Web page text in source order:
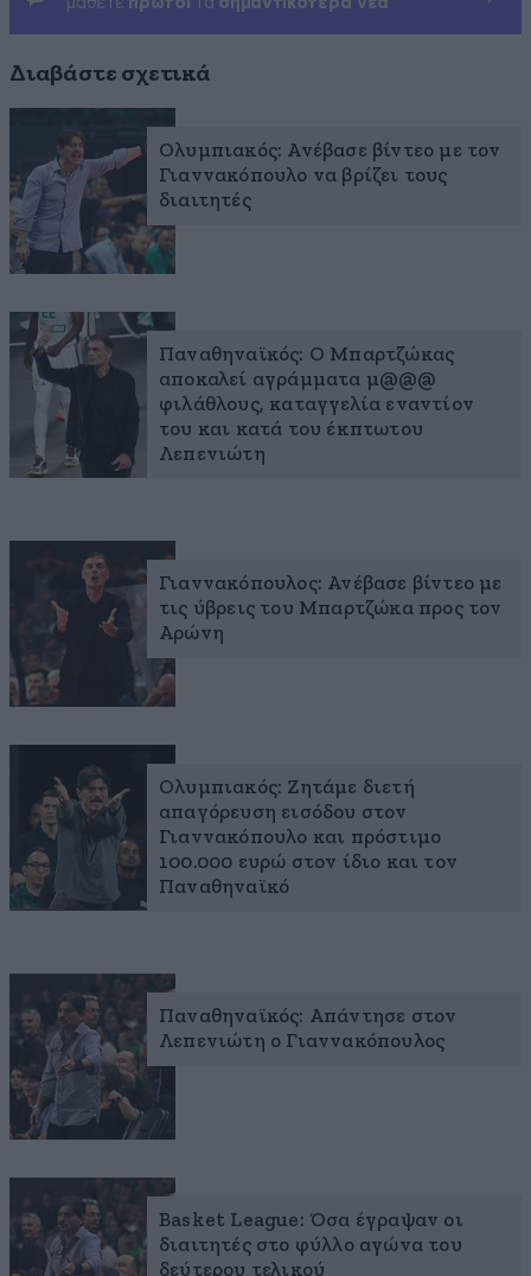
Διαβάστε σχετικά
Ολυμπιακός: Ανέβασε βίντεο με τον
Γιαννακόπουλο να βρίζει τους
διαιτητές
Παναθηναϊκός: Ο Μπαρτζώκας
αποκαλεί αγράμματα μ@@@
φιλάθλους, καταγγελία εναντίον
του και κατά του έκπτωτου
Λεπενιώτη
Γιαννακόπουλος: Ανέβασε βίντεο με
τις ύβρεις του Μπαρτζώκα προς τον
Αρώνη
Ολυμπιακός: Ζητάμε διετή
απαγόρευση εισόδου στον
Γιαννακόπουλο και πρόστιμο
100.000 ευρώ στον ίδιο και τον
Παναθηναϊκό
Παναθηναϊκός: Απάντησε στον
Λεπενιώτη ο Γιαννακόπουλος
Basket League: Όσα έγραψαν οι
διαιτητές στο φύλλο αγώνα του
δεύτερου τελικού